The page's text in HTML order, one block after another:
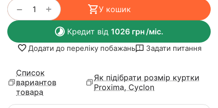
+
− У кошик
Кредит від 1026грн/міс.
Додати до переліку побажань Задати питання
Список
вариантов
товара
Як підібрати розмір куртки
Proxima, Cyclon